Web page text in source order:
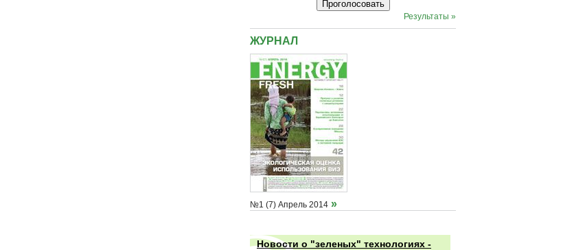
Результаты »
ЖУРНАЛ
№1 (7) Апрель 2014 »
Новости о "зеленых" технологиях -